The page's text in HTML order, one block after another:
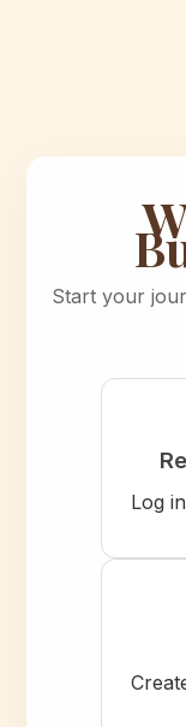
Start your
Log